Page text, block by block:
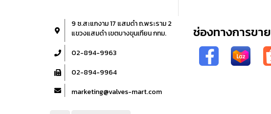
9 ซ.สะแกงาม 17 แสมดำ ถ.พระราม 2
แขวงแสมดำ เขตบางขุนเทียน กทม.
02-894-9963
02-894-9964
marketing@valves-mart.com
ช่องทางการขาย